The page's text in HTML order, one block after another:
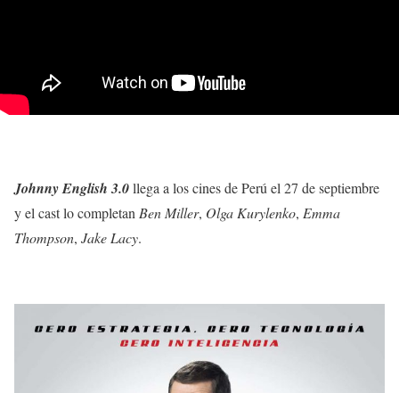
Johnny English 3.0llega a los cines de Perú el 27 de septiembre
y el cast lo completan Ben Miller, Olga Kurylenko, Emma
Thompson, Jake Lacy.